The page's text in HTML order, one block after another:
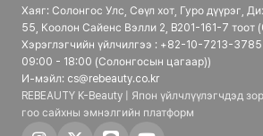
Хаяг: Солонгос Улс, Сөүл хот, Гуро дүүрэг,
55, Коолон Сайенс Вэлли 2, B201-161-7 тоот
Хэрэглэгчийн үйлчилгээ : +82-10-7213-
09:00 - 18:00 (Солонгосын цагаар))
И-мэйл: cs@rebeauty.co.kr
REBEAUTY K-Beauty | Япон үйлчлүүлэгчдэд
гоо сайхны эмнэлгийн платформ